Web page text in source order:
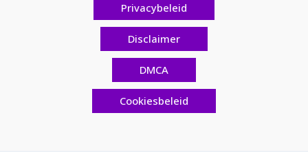
Privacybeleid
Disclaimer
DMCA
Cookiesbeleid